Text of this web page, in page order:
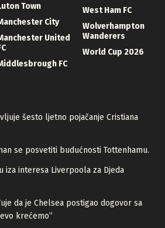
Town
City
United
FC
West Ham FC
Wolverhampton
Wanderers
World Cup 2026
šesto ljetno pojačanje Cristiana
se posvetiti budućnosti Tottenhamu.
iza interesa Liverpoola za Djeda
da je Chelsea postigao dogovor sa
krećemo”